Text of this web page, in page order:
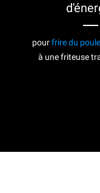
pourfrire du
à une friteuse